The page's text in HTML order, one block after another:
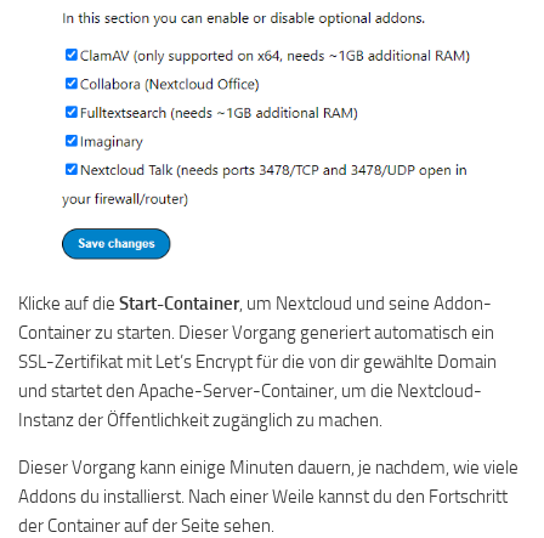
Klicke auf die Start-Container, um Nextcloud und seine Addon-
Container zu starten. Dieser Vorgang generiert automatisch ein
SSL-Zertifikat mit Let’s Encrypt für die von dir gewählte Domain
und startet den Apache-Server-Container, um die Nextcloud-
Instanz der Öffentlichkeit zugänglich zu machen.
Dieser Vorgang kann einige Minuten dauern, je nachdem, wie viele
Addons du installierst. Nach einer Weile kannst du den Fortschritt
der Container auf der Seite sehen.